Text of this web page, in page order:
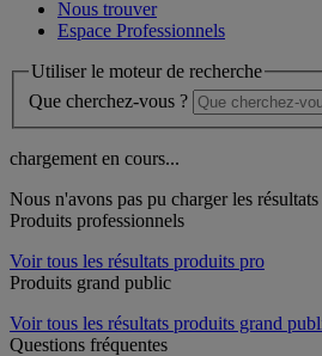
Nous trouver
Espace Professionnels
Utiliser le moteur de recherche
Que cherchez-vous ?
chargement en cours...
Nous n'avons pas pu charger les résultats
Produits professionnels
Voir tous les résultats produits pro
Produits grand public
Voir tous les résultats produits grand
Questions fréquentes